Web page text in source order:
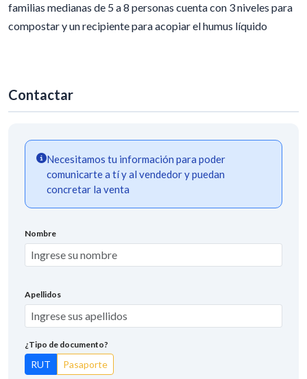
familias medianas de 5 a 8 personas cuenta con 3 niveles para
compostar y un recipiente para acopiar el humus líquido
Contactar
Necesitamos tu información para poder
comunicarte a tí y al vendedor y puedan
concretar la venta
Nombre
Apellidos
¿Tipo de documento?
RUT Pasaporte